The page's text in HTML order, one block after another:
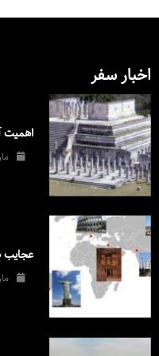
اخبار سفر
اهمیت
عجایب